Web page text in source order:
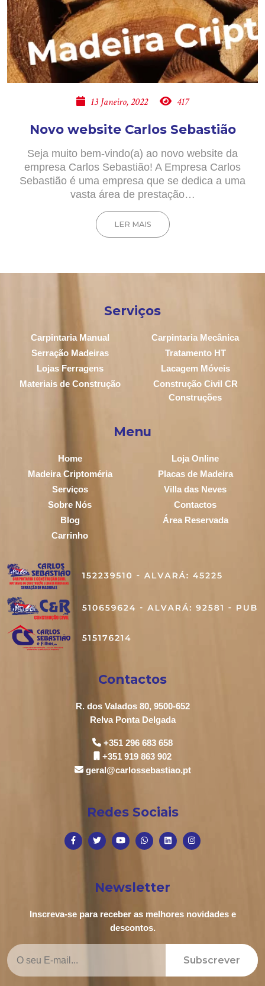
13 Janeiro, 2022 417
Novo website Carlos Sebastião
Seja muito bem-vindo(a) ao novo website da
empresa Carlos Sebastião! A Empresa Carlos
Sebastião é uma empresa que se dedica a uma
vasta área de prestação…
LER MAIS
Serviços
Carpintaria Manual
Carpintaria Mecânica
Serração Madeiras
Tratamento HT
Lojas Ferragens
Lacagem Móveis
Materiais de Construção
Construção Civil CR
Construções
Menu
Home
Loja Online
Madeira Criptoméria
Placas de Madeira
Serviços
Villa das Neves
Sobre Nós
Contactos
Blog
Área Reservada
Carrinho
Contactos
R. dos Valados 80, 9500-652
Relva Ponta Delgada
+351 296 683 658
+351 919 863 902
geral@carlossebastiao.pt
Redes Sociais
Newsletter
Inscreva-se para receber as melhores novidades e
descontos.
Subscrever